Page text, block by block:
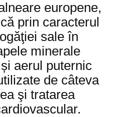
europene,
prin caracterul
sale în
minerale
aerul puternic
de câteva
şi tratarea